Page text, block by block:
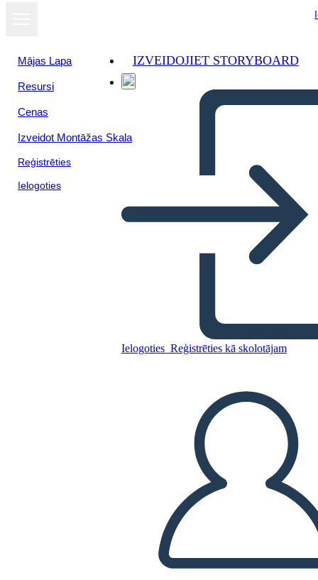
Mājas Lapa
Resursi
Cenas
Izveidot Montāžas Skala
Reģistrēties
Ielogoties
IZVEIDOJIET STORYBOARD
Ielogoties Reģistrēties kā skolotājam
Autentico "
IZVEIDOT STĀSTU SHĒMU
ATSKAŅOT SLAIDRĀDI
IZLASI MAN
Skatīt kā
slaidrādi